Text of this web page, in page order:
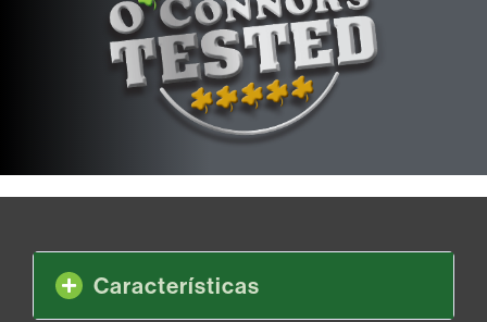
Características